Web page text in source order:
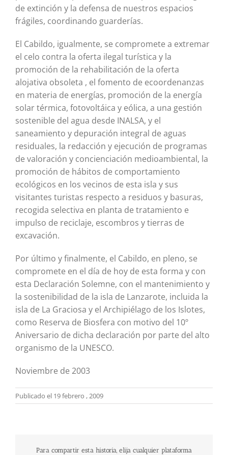
de extinción y la defensa de nuestros espacios
frágiles, coordinando guarderías.
El Cabildo, igualmente, se compromete a extremar
el celo contra la oferta ilegal turística y la
promoción de la rehabilitación de la oferta
alojativa obsoleta , el fomento de ecoordenanzas
en materia de energías, promoción de la energía
solar térmica, fotovoltáica y eólica, a una gestión
sostenible del agua desde INALSA, y el
saneamiento y depuración integral de aguas
residuales, la redacción y ejecución de programas
de valoración y concienciación medioambiental, la
promoción de hábitos de comportamiento
ecológicos en los vecinos de esta isla y sus
visitantes turistas respecto a residuos y basuras,
recogida selectiva en planta de tratamiento e
impulso de reciclaje, escombros y tierras de
excavación.
Por último y finalmente, el Cabildo, en pleno, se
compromete en el día de hoy de esta forma y con
esta Declaración Solemne, con el mantenimiento y
la sostenibilidad de la isla de Lanzarote, incluida la
isla de La Graciosa y el Archipiélago de los Islotes,
como Reserva de Biosfera con motivo del 10º
Aniversario de dicha declaración por parte del alto
organismo de la UNESCO.
Noviembre de 2003
Publicado el 19 febrero , 2009
Para compartir esta historia, elija cualquier plataforma